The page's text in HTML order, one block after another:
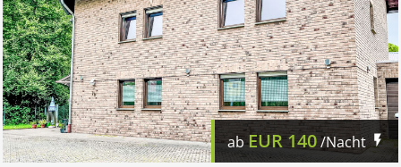
abEUR 140/Nacht